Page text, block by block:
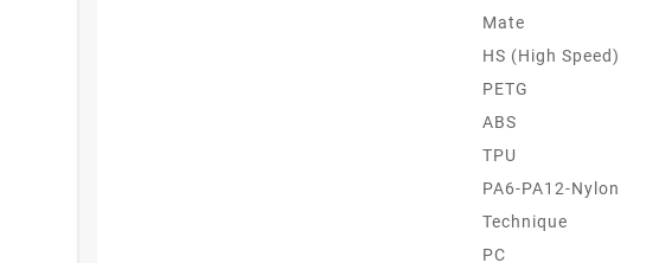
Mate
HS (High Speed)
PETG
ABS
TPU
PA6-PA12-Nylon
Technique
PC